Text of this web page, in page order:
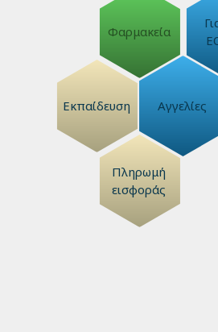
Φαρμακεία
Εκπαίδευση Αγγελίες
Πληρωμή
εισφοράς